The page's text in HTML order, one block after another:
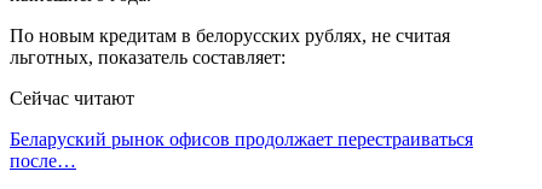
По новым кредитам в белорусских рублях, не считая
льготных, показатель составляет:
Сейчас читают
Беларуский рынок офисов продолжает перестраиваться
после…